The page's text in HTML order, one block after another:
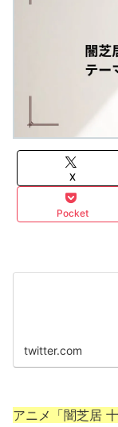
X
Pocket
twitter.com
アニメ「闇芝居